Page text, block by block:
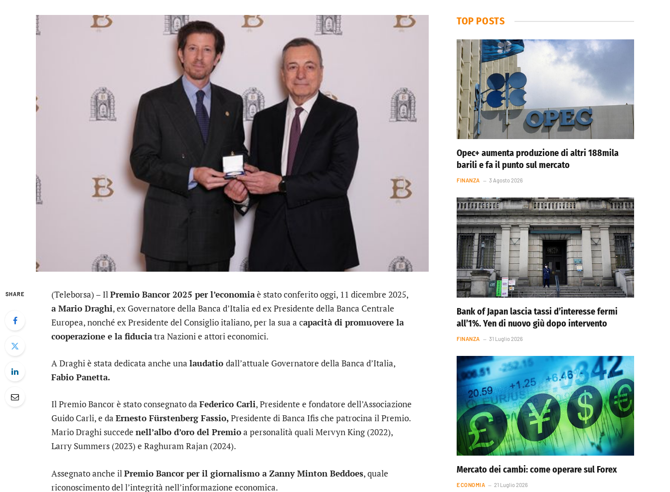
SHARE (Teleborsa) – IlPremio Bancor 2025 per l’economiaè stato conferito oggi, 11 dicembre 2025,
a Mario Draghi, ex Governatore della Banca d’Italia ed ex Presidente della Banca Centrale
Europea, nonché ex Presidente del Consiglio italiano, per la sua a capacità di promuovere la
cooperazione e la fiduciatra Nazioni e attori economici.
A Draghi è stata dedicata anche una laudatio dall’attuale Governatore della Banca d’Italia,
Fabio Panetta.
Il Premio Bancor è stato consegnato da Federico Carli, Presidente e fondatore dell’Associazione
Guido Carli, e da Ernesto Fürstenberg Fassio, Presidente diBanca Ifische patrocina il Premio.
Mario Draghi succede nell’albo d’oro del Premioa personalità quali Mervyn King (2022),
Larry Summers (2023) e Raghuram Rajan (2024).
Assegnato anche il Premio Bancor per il giornalismo a Zanny Minton Beddoes, quale
riconoscimento del l’integrità nell’informazione economica.
TOP POSTS
Opec+ aumenta produzione di altri 188mila
barili e fa il punto sul mercato
FINANZA 3 Agosto 2026
Bank of Japan lascia tassi d’interesse fermi
all’1%. Yen di nuovo giù dopo intervento
FINANZA 31 Luglio 2026
Mercato dei cambi: come operare sul Forex
ECONOMIA 21 Luglio 2026